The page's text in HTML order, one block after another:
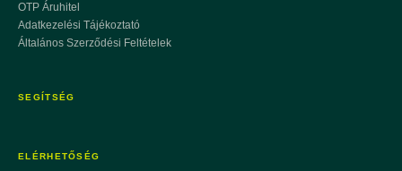
OTP Áruhitel
Adatkezelési Tájékoztató
Általános Szerződési Feltételek
SEGÍTSÉG
ELÉRHETŐSÉG